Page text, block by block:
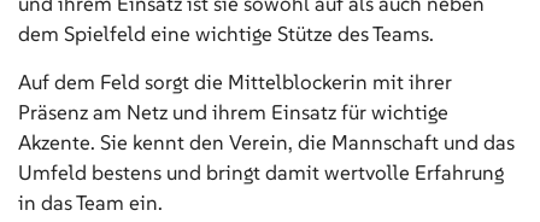
dem Spielfeld eine wichtige Stütze des Teams.
Auf dem Feld sorgt die Mittelblockerin mit ihrer
Präsenz am Netz und ihrem Einsatz für wichtige
Akzente. Sie kennt den Verein, die Mannschaft und das
Umfeld bestens und bringt damit wertvolle Erfahrung
in das Team ein.